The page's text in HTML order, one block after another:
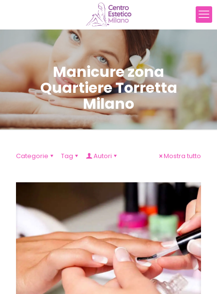
Manicure zona
Quartiere Torretta
Milano
Categorie Tag Autori Mostra tutto